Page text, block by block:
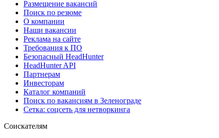
Размещение вакансий
Поиск по резюме
О компании
Наши вакансии
Реклама на сайте
Требования к ПО
Безопасный HeadHunter
HeadHunter API
Партнерам
Инвесторам
Каталог компаний
Поиск по вакансиям в Зеленограде
Сетка: соцсеть для нетворкинга
Соискателям